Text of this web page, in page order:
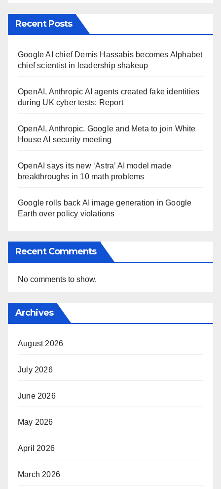
Recent Posts
Google AI chief Demis Hassabis becomes Alphabet
chief scientist in leadership shakeup
OpenAI, Anthropic AI agents created fake identities
during UK cyber tests: Report
OpenAI, Anthropic, Google and Meta to join White
House AI security meeting
OpenAI says its new ‘Astra’ AI model made
breakthroughs in 10 math problems
Google rolls back AI image generation in Google
Earth over policy violations
Recent Comments
No comments to show.
Archives
August 2026
July 2026
June 2026
May 2026
April 2026
March 2026